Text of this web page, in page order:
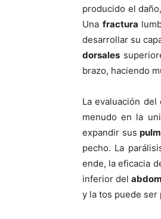
producido el
Una fractura
desarrollar su
dorsales
brazo, haciendo
La evaluación
menudo en la
expandir sus
pecho. La
ende, la eficacia
inferior del
y la tos puede ser